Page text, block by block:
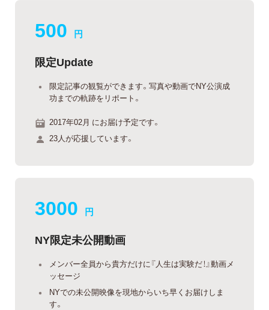
500 円
限定Update
限定記事の観覧ができます。写真や動画でNY公演成
功までの軌跡をリポート。
2017年02月 にお届け予定です。
23人が応援しています。
3000 円
NY限定未公開動画
メンバー全員から貴方だけに『人生は実験だ！』動画メ
ッセージ
NYでの未公開映像を現地からいち早くお届けしま
す。